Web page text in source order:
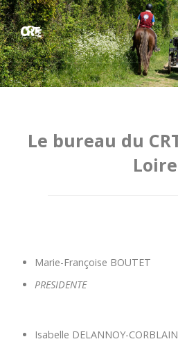
Le bureau du
Loire
Marie-Françoise BOUTET
PRESIDENTE
Isabelle DELANNOY-CORBLAIN